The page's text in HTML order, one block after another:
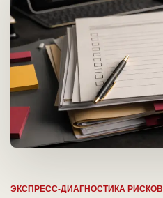
ЭКСПРЕСС-ДИАГНОСТИКА РИСКОВ